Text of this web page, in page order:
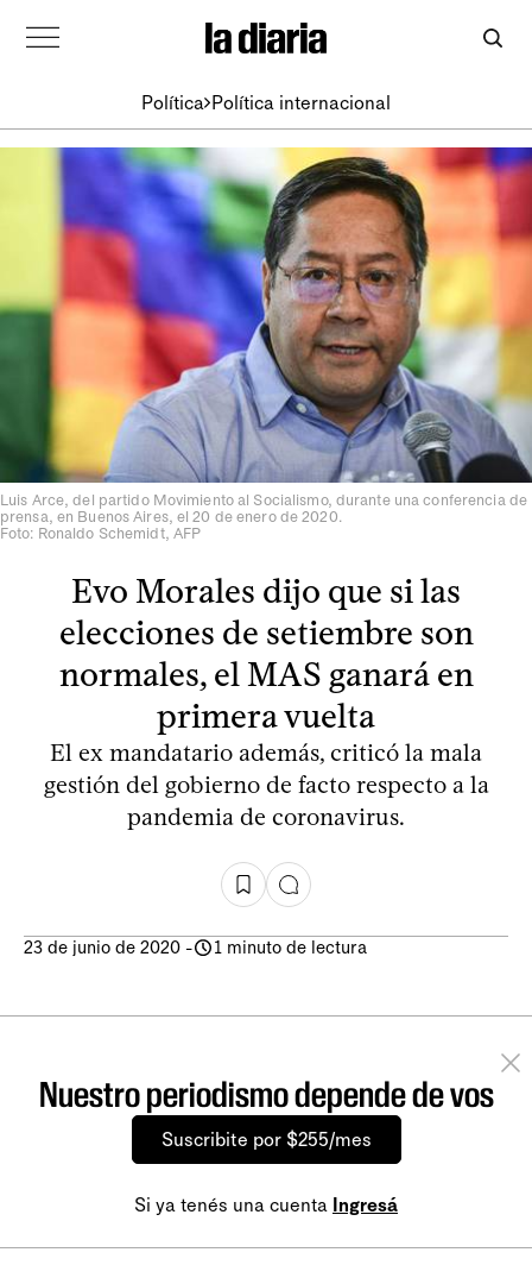
Política Política internacional
Luis Arce, del partido Movimiento al Socialismo, durante una conferencia de
prensa, en Buenos Aires, el 20 de enero de 2020.
Foto: Ronaldo Schemidt, AFP
Evo Morales dijo que si las
elecciones de setiembre son
normales, el MAS ganará en
primera vuelta
El ex mandatario además, criticó la mala
gestión del gobierno de facto respecto a la
pandemia de coronavirus.
23 de junio de 2020 - 1 minuto de lectura
Nuestro periodismo depende de vos
Suscribite por $255/mes
Si ya tenés una cuenta Ingresá